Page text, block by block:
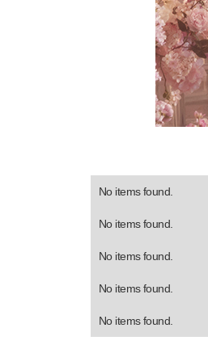
No items found.
No items found.
No items found.
No items found.
No items found.